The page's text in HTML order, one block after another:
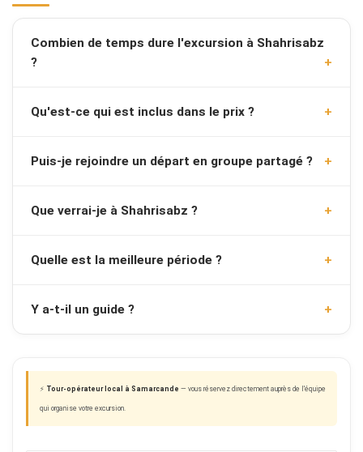
Combien de temps dure l'excursion à Shahrisabz
?
Qu'est-ce qui est inclus dans le prix ?
Puis-je rejoindre un départ en groupe partagé ?
Que verrai-je à Shahrisabz ?
Quelle est la meilleure période ?
Y a-t-il un guide ?
⚡ Tour-opérateur local à Samarcande — vous réservez directement auprès de l'équipe
qui organise votre excursion.